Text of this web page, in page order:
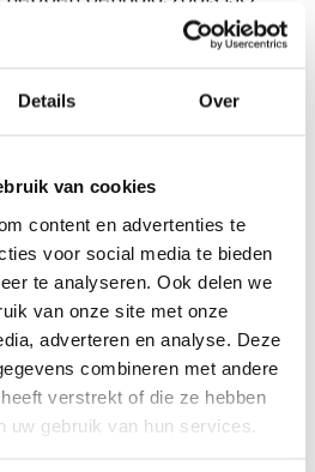
Details Over
van cookies
content en advertenties te
voor social media te bieden
te analyseren. Ook delen we
van onze site met onze
adverteren en analyse. Deze
combineren met andere
verstrekt of die ze hebben
uw gebruik van hun services.
7510. Privacy is daarmee een
Rapasso.
de professional, niet
Altijd blijven zoeken
voor de organisatie, maar
die worden begeleid op of
Om dit mogelijk te maken,
vóór de professional. Het
herinnert wanneer nodig,
de efficiëntie. Zo blijft
over voor de echte